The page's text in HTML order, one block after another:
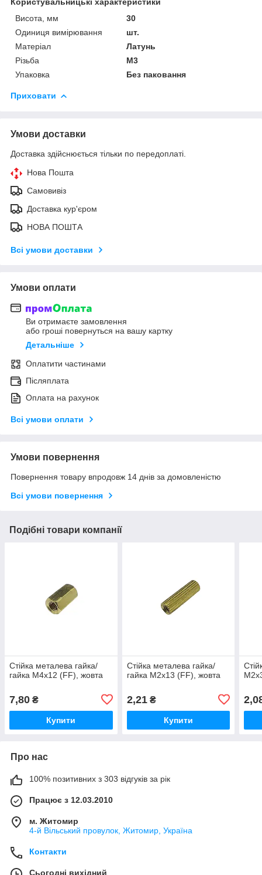
Висота, мм
30
Одиниця вимірювання
шт.
Матеріал
Латунь
Різьба
М3
Упаковка
Без паковання
Приховати
Умови доставки
Доставка здійснюється тільки по передоплаті.
Нова Пошта
Самовивіз
Доставка кур'єром
НОВА ПОШТА
Всі умови доставки
Умови оплати
Ви отримаєте замовлення
або гроші повернуться на вашу картку
Детальніше
Оплатити частинами
Післяплата
Оплата на рахунок
Всі умови оплати
Умови повернення
Повернення товару впродовж 14 днів за домовленістю
Всі умови повернення
Подібні товари компанії
Стійка металева гайка/
гайка М4х12 (FF), жовта
7,80 ₴
Купити
Стійка металева гайка/
гайка М2х13 (FF), жовта
2,21₴
Купити
Про нас
100% позитивних з 303 відгуків за рік
Працює з 12.03.2010
м. Житомир
4-й Вільський провулок, Житомир, Україна
Контакти
Сьогодні вихідний